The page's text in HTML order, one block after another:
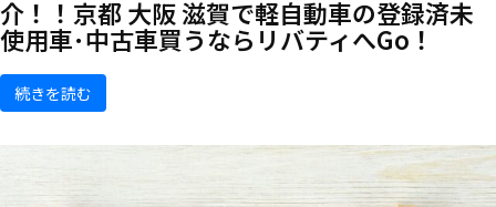
介！！京都 大阪 滋賀で軽自動車の登録済未
使用車･中古車買うならリバティへGo！
続きを読む